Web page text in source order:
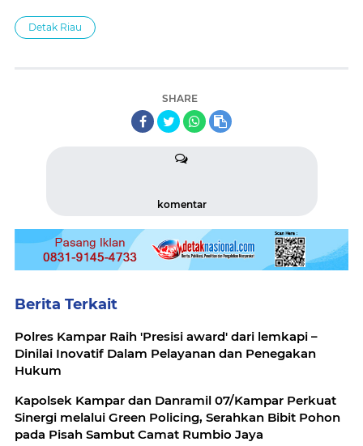
Detak Riau
SHARE
komentar
Berita Terkait
Polres Kampar Raih 'Presisi award' dari lemkapi –
Dinilai Inovatif Dalam Pelayanan dan Penegakan
Hukum
Kapolsek Kampar dan Danramil 07/Kampar Perkuat
Sinergi melalui Green Policing, Serahkan Bibit Pohon
pada Pisah Sambut Camat Rumbio Jaya